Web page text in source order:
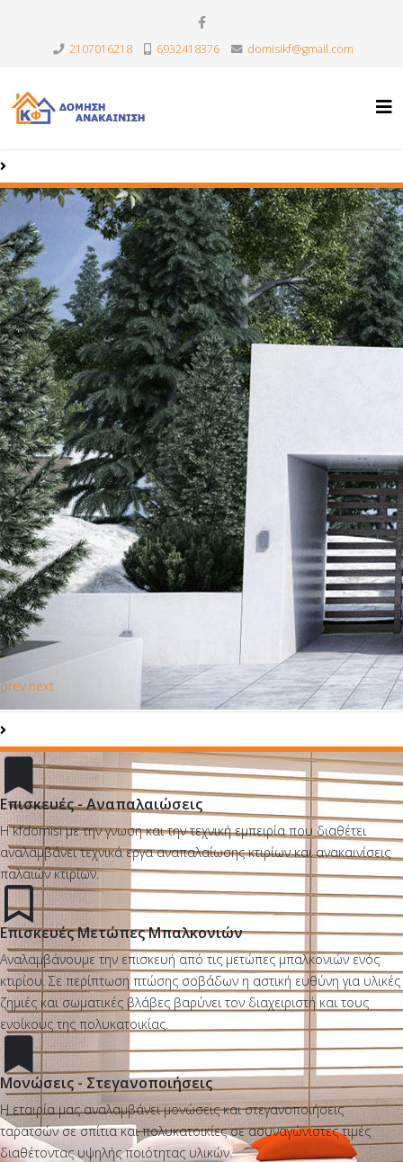
2107016218 6932418376 domisikf@gmail.com
prev next
Επισκευές - Αναπαλαιώσεις
Η kfdomisi με την γνωση και την τεχνική εμπειρία που διαθέτει
αναλαμβάνει τεχνικά εργα αναπαλαίωσης κτιρίων και ανακαινίσεις
παλαιών κτιρίων.
Επισκευές Μετώπες Μπαλκονιών
Αναλαμβάνουμε την επισκευή από τις μετώπες μπαλκονιών ενός
κτιρίου. Σε περίπτωση πτώσης σοβάδων η αστική ευθύνη για υλικές
ζημιές και σωματικές βλάβες βαρύνει τον διαχειριστή και τους
ενοίκους της πολυκατοικίας.
Μονώσεις - Στεγανοποιήσεις
Η εταιρία μας αναλαμβάνει μονώσεις και στεγανοποιήσεις
ταρατσών σε σπίτια και πολυκατοικίες σε ασυναγώνιστες τιμές
διαθέτοντας υψηλής ποιότητας υλικών.